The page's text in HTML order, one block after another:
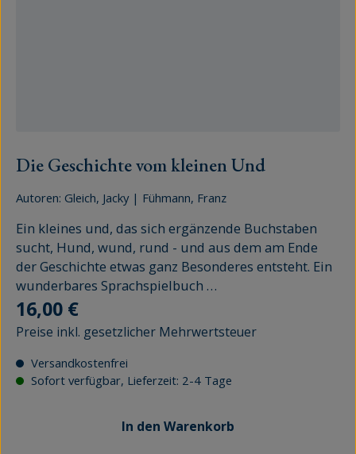
Die Geschichte vom kleinen Und
Autoren: Gleich, Jacky| Fühmann, Franz
Ein kleines und, das sich ergänzende Buchstaben
sucht, Hund, wund, rund - und aus dem am Ende
der Geschichte etwas ganz Besonderes entsteht. Ein
wunderbares Sprachspielbuch …
Regulärer Preis:
16,00 €
Preise inkl. gesetzlicher Mehrwertsteuer
Versandkostenfrei
Sofort verfügbar, Lieferzeit: 2-4 Tage
In den Warenkorb